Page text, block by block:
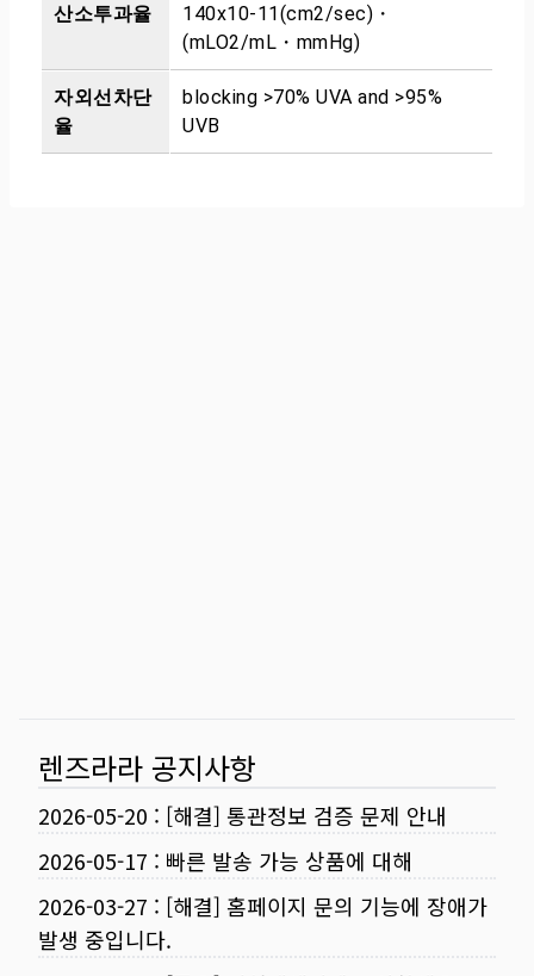
산소투과율
140x10-11(cm2/sec)・
(mLO2/mL・mmHg)
자외선차단
율
blocking >70% UVA and >95%
UVB
렌즈라라 공지사항
2026-05-20 : [해결] 통관정보 검증 문제 안내
2026-05-17 : 빠른 발송 가능 상품에 대해
2026-03-27 : [해결] 홈페이지 문의 기능에 장애가
발생 중입니다.